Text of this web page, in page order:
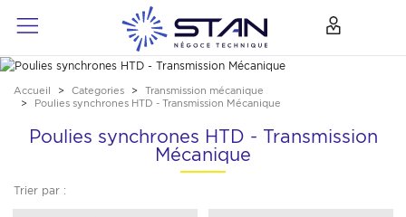
Accueil Categories
Transmission mécanique
Poulies synchrones HTD - Transmission Mécanique
Poulies synchrones HTD - Transmission
Mécanique
Trier par :